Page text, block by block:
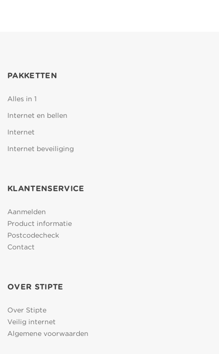
PAKKETTEN
Alles in 1
Internet en bellen
Internet
Internet beveiliging
KLANTENSERVICE
Aanmelden
Product informatie
Postcodecheck
Contact
OVER STIPTE
Over Stipte
Veilig internet
Algemene voorwaarden